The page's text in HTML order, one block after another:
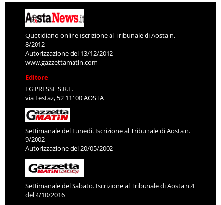
Quotidiano online Iscrizione al Tribunale di Aosta n.
8/2012
Autorizzazione del 13/12/2012
www.gazzettamatin.com
Editore
LG PRESSE S.R.L.
via Festaz, 52 11100 AOSTA
Settimanale del Lunedì. Iscrizione al Tribunale di Aosta n.
9/2002
Autorizzazione del 20/05/2002
Settimanale del Sabato. Iscrizione al Tribunale di Aosta n.4
del 4/10/2016